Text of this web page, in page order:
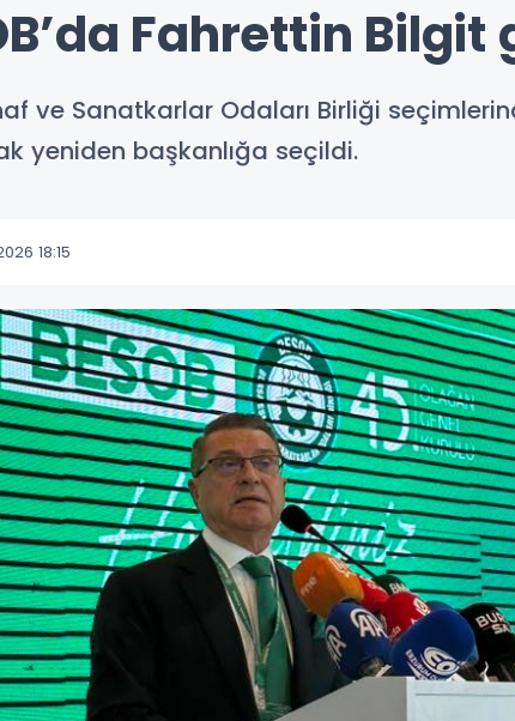
Fahrettin
ve Sanatkarlar Odaları Birliği
yeniden başkanlığa seçildi.
18:15